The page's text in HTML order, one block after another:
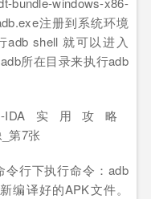
注册到系统环境
shell 就可以进入
所在目录来执行adb
令行下执行命令：adb
编译好的APK文件。